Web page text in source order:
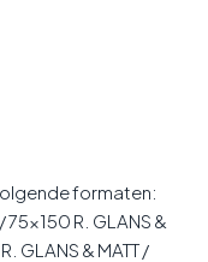
formaten:
R. GLANS &
GLANS & MATT /